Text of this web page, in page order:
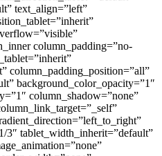
text_align=”left”
column_padding=”no-
column_padding_position=”all”
background_color_opacity=”1″
column_shadow=”none”
3″ tablet_width_inherit=”default”